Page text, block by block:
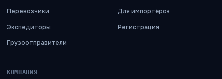
Перевозчики
Экспедиторы
Грузоотправители
Для импортёров
Регистрация
КОМПАНИЯ